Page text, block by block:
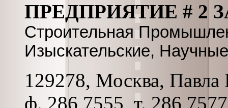
ПРЕДПРИЯТИЕ # 2
Строительная
Изыскательские,
129278, Москва, Павла
ф. 286 7555, т. 286 7577